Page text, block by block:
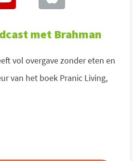
met Brahman
vol overgave zonder eten en
van het boek Pranic Living,